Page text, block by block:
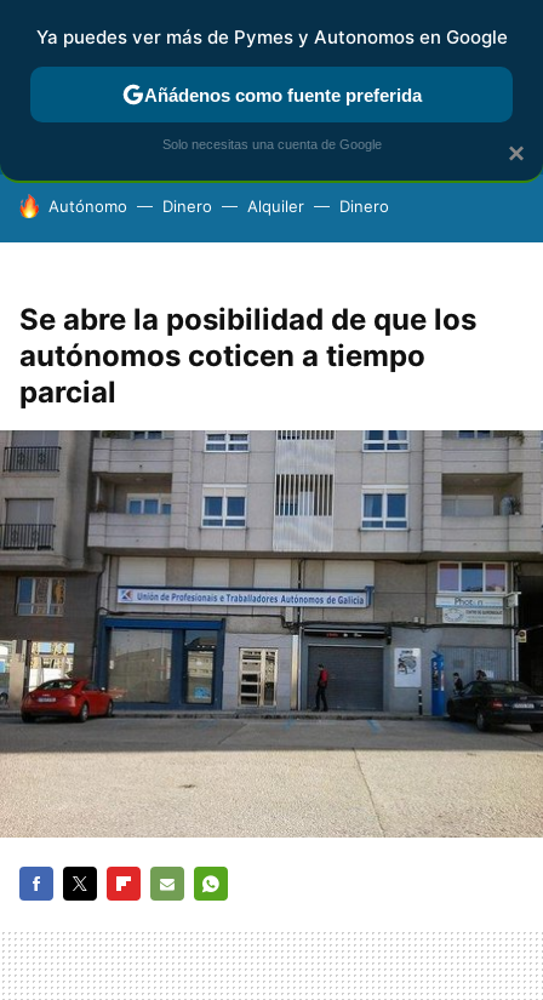
FISCALIDAD Y CONTABILIDAD KIT DIGITAL RENTA
HOY SE HABLA DE
Autónomo Dinero Alquiler Dinero
Se abre la posibilidad de que los
autónomos coticen a tiempo
parcial
MAIL
×
Ya puedes ver más de Pymes y Autonomos en Google
Añádenos como fuente preferida
Solo necesitas una cuenta de Google